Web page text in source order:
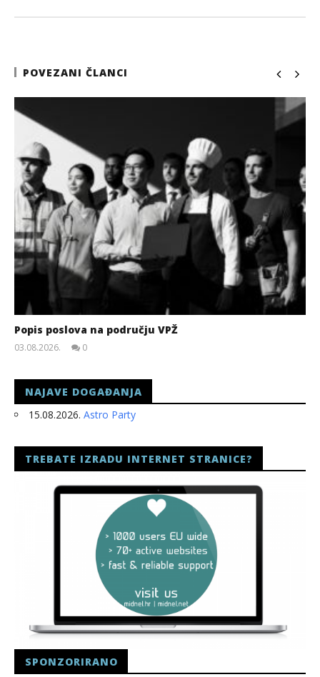
POVEZANI ČLANCI
Popis poslova na području VPŽ
03.08.2026.
0
NAJAVE DOGAĐANJA
15.08.2026. Astro Party
TREBATE IZRADU INTERNET STRANICE?
SPONZORIRANO